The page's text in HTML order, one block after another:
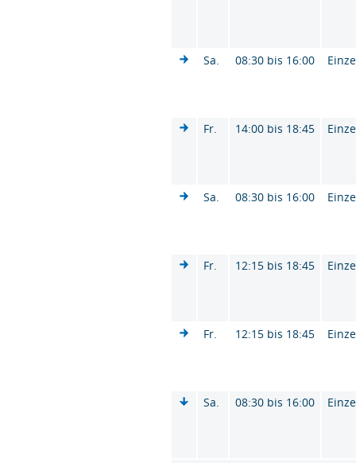
Sa. 08:30 bis 16:00
Fr. 14:00 bis 18:45
Sa. 08:30 bis 16:00
Fr. 12:15 bis 18:45
Fr. 12:15 bis 18:45
Sa. 08:30 bis 16:00